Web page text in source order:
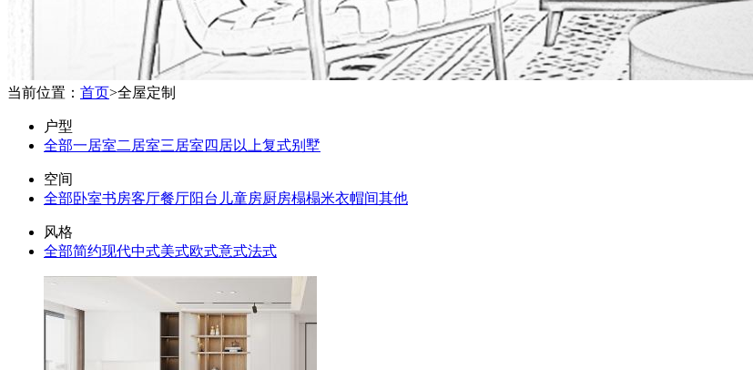
当前位置： 首页>全屋定制
户型
全部一居室二居室三居室 四居以上复式别墅
空间
全部卧室书房客厅餐厅阳台 儿童房厨房榻榻米衣帽间其他
风格
全部简约现代中式美式欧式意式法式